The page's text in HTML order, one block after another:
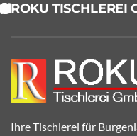
ROKU TISCHLEREI
Ihre Tischlerei für